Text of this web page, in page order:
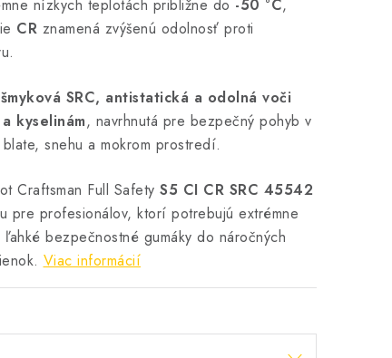
nízkych teplotách približne do -50 °C,
CR znamená zvýšenú odolnosť proti
SRC, antistatická a odolná voči
kyselinám, navrhnutá pre bezpečný pohyb v
snehu a mokrom prostredí.
Craftsman Full Safety S5 CI CR SRC 45542
pre profesionálov, ktorí potrebujú extrémne
bezpečnostné gumáky do náročných
Viac informácií